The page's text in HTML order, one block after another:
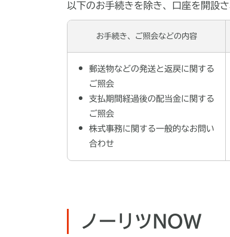
以下のお手続きを除き、口座を開設
お手続き、ご照会などの内容
郵送物などの発送と返戻に関する
ご照会
支払期間経過後の配当金に関する
ご照会
株式事務に関する一般的なお問い
合わせ
ノーリツNOW